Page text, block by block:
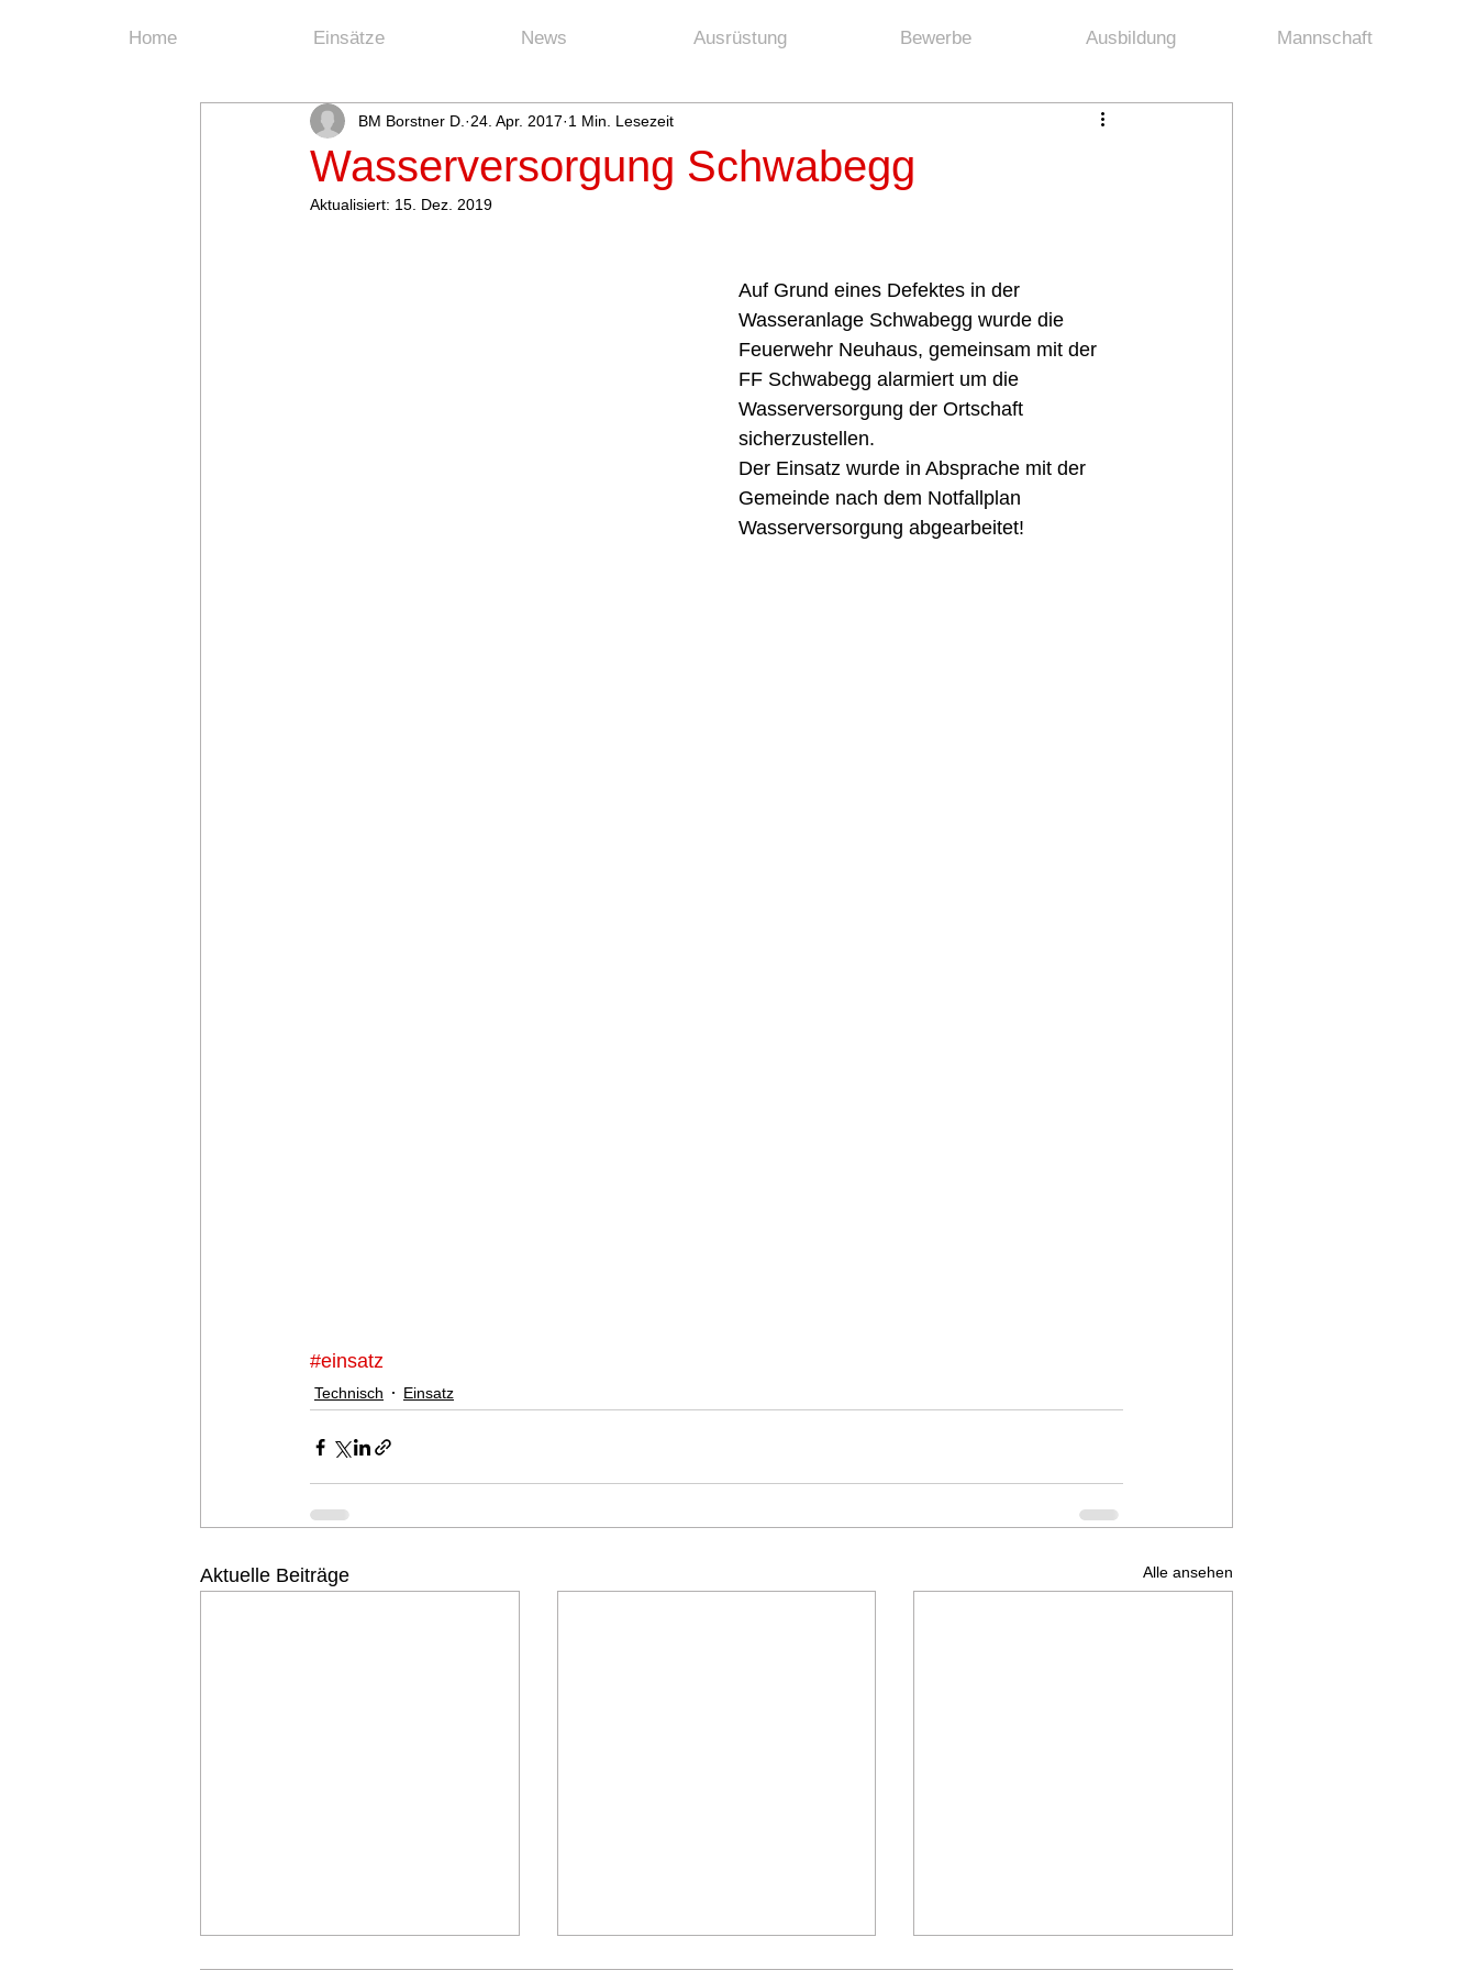
Home Einsätze News Ausrüstung Bewerbe Ausbildung Mannschaft
Wasserversorgung Schwabegg
BM Borstner D. 24. Apr. 2017 1 Min. Lesezeit
Aktualisiert: 15. Dez. 2019
Auf Grund eines Defektes in der
Wasseranlage Schwabegg wurde die
Feuerwehr Neuhaus, gemeinsam mit der
FF Schwabegg alarmiert um die
Wasserversorgung der Ortschaft
sicherzustellen.
Der Einsatz wurde in Absprache mit der
Gemeinde nach dem Notfallplan
Wasserversorgung abgearbeitet!
#einsatz
Technisch Einsatz
Aktuelle Beiträge Alle ansehen